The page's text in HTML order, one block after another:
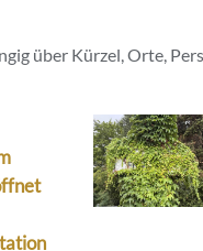
über Kürzel, Orte,